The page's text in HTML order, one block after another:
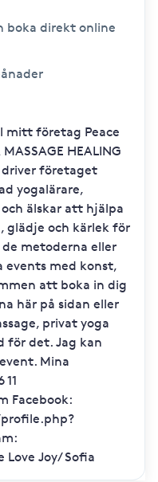
boka direkt online
mitt företag Peace
HEALING
driver företaget
yogalärare,
älskar att hjälpa
glädje och kärlek för
metoderna eller
med konst,
att boka in dig
här på sidan eller
privat yoga
för det. Jag kan
Mina
Facebook:
Love Joy/ Sofia